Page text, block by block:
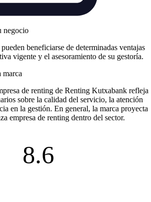
negocio
beneficiarse de determinadas ventajas
vigente y el asesoramiento de su gestoría.
marca
de renting de Renting Kutxabank refleja
sobre la calidad del servicio, la atención
en la gestión. En general, la marca proyecta
empresa de renting dentro del sector.
8.6